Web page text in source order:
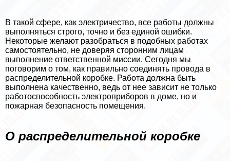
В такой сфере, как электричество, все работы должны
выполняться строго, точно и без единой ошибки.
Некоторые желают разобраться в подобных работах
самостоятельно, не доверяя сторонним лицам
выполнение ответственной миссии. Сегодня мы
поговорим о том, как правильно соединять провода в
распределительной коробке. Работа должна быть
выполнена качественно, ведь от нее зависит не только
работоспособность электроприборов в доме, но и
пожарная безопасность помещения.
О распределительной коробке